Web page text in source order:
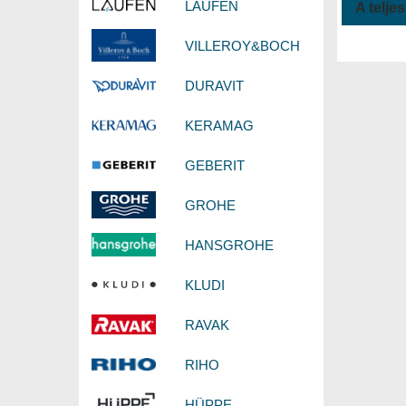
LAUFEN
VILLEROY&BOCH
DURAVIT
KERAMAG
GEBERIT
GROHE
HANSGROHE
KLUDI
RAVAK
RIHO
A